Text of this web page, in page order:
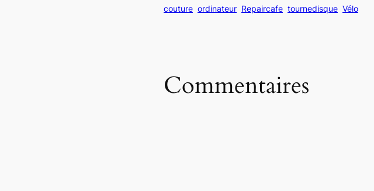
couture ordinateur Repaircafe tournedisque Vélo
Commentaires